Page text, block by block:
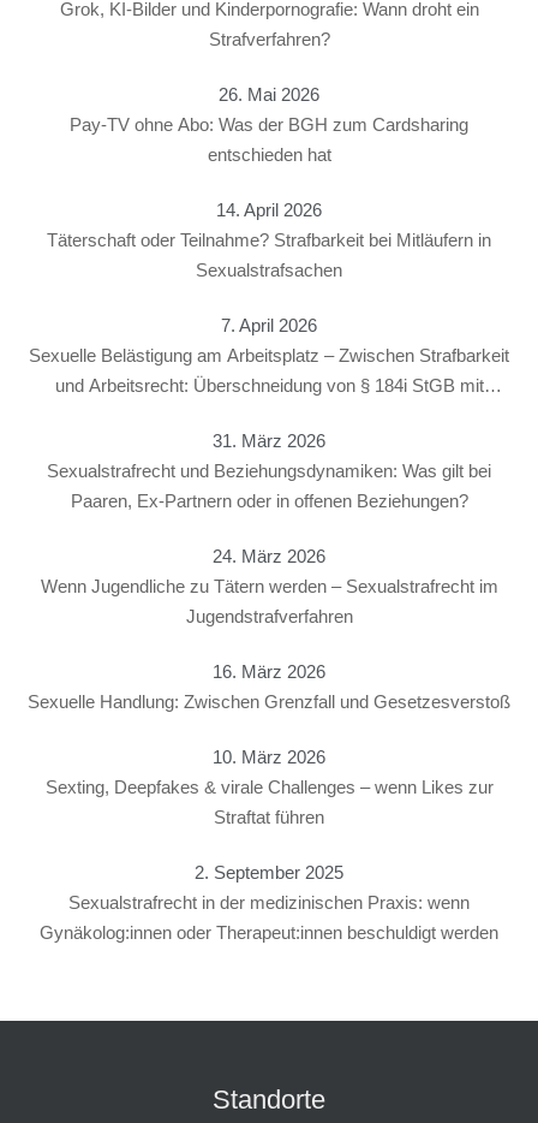
Grok, KI-Bilder und Kinderpornografie: Wann droht ein
Strafverfahren?
26. Mai 2026
Pay-TV ohne Abo: Was der BGH zum Cardsharing
entschieden hat
14. April 2026
Täterschaft oder Teilnahme? Strafbarkeit bei Mitläufern in
Sexualstrafsachen
7. April 2026
Sexuelle Belästigung am Arbeitsplatz – Zwischen Strafbarkeit
und Arbeitsrecht: Überschneidung von § 184i StGB mit
31. März 2026
Sexualstrafrecht und Beziehungsdynamiken: Was gilt bei
Paaren, Ex-Partnern oder in offenen Beziehungen?
24. März 2026
Wenn Jugendliche zu Tätern werden – Sexualstrafrecht im
Jugendstrafverfahren
16. März 2026
Sexuelle Handlung: Zwischen Grenzfall und Gesetzesverstoß
10. März 2026
Sexting, Deepfakes & virale Challenges – wenn Likes zur
Straftat führen
2. September 2025
Sexualstrafrecht in der medizinischen Praxis: wenn
Gynäkolog:innen oder Therapeut:innen beschuldigt werden
Standorte